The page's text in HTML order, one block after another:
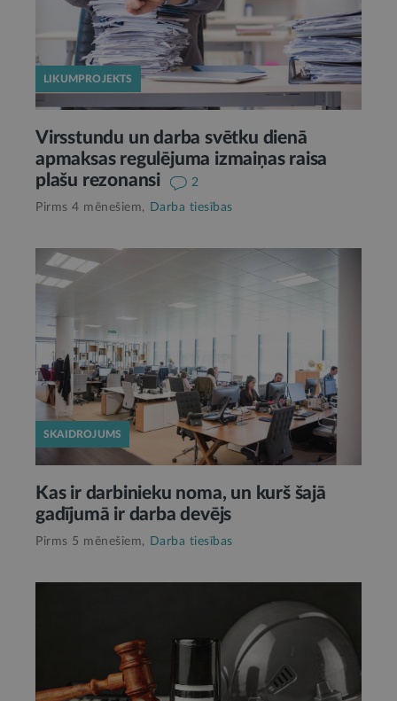
LIKUMPROJEKTS
Virsstundu un darba svētku dienā
apmaksas regulējuma izmaiņas raisa
plašu rezonansi
2
Pirms 4 mēnešiem,
Darba tiesības
SKAIDROJUMS
Kas ir darbinieku noma, un kurš šajā
gadījumā ir darba devējs
Pirms 5 mēnešiem, Darba tiesības